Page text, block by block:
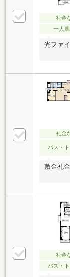
礼金
一人
光ファ
礼金
バス・
敷金礼
礼金
バス・